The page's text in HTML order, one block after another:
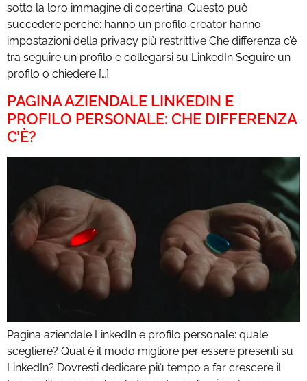
sotto la loro immagine di copertina. Questo può
succedere perché: hanno un profilo creator hanno
impostazioni della privacy più restrittive Che differenza c’è
tra seguire un profilo e collegarsi su LinkedIn Seguire un
profilo o chiedere […]
PAGINA AZIENDALE LINKEDIN E
PROFILO PERSONALE: CHE DIFFERENZA
C’È?
Pagina aziendale LinkedIn e profilo personale: quale
scegliere? Qual è il modo migliore per essere presenti su
LinkedIn? Dovresti dedicare più tempo a far crescere il